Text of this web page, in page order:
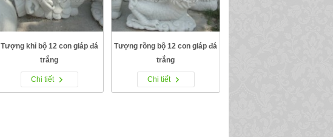
Tượng khỉ bộ 12 con giáp đá
trắng
Chi tiết
Tượng rồng bộ 12 con giáp đá
trắng
Chi tiết